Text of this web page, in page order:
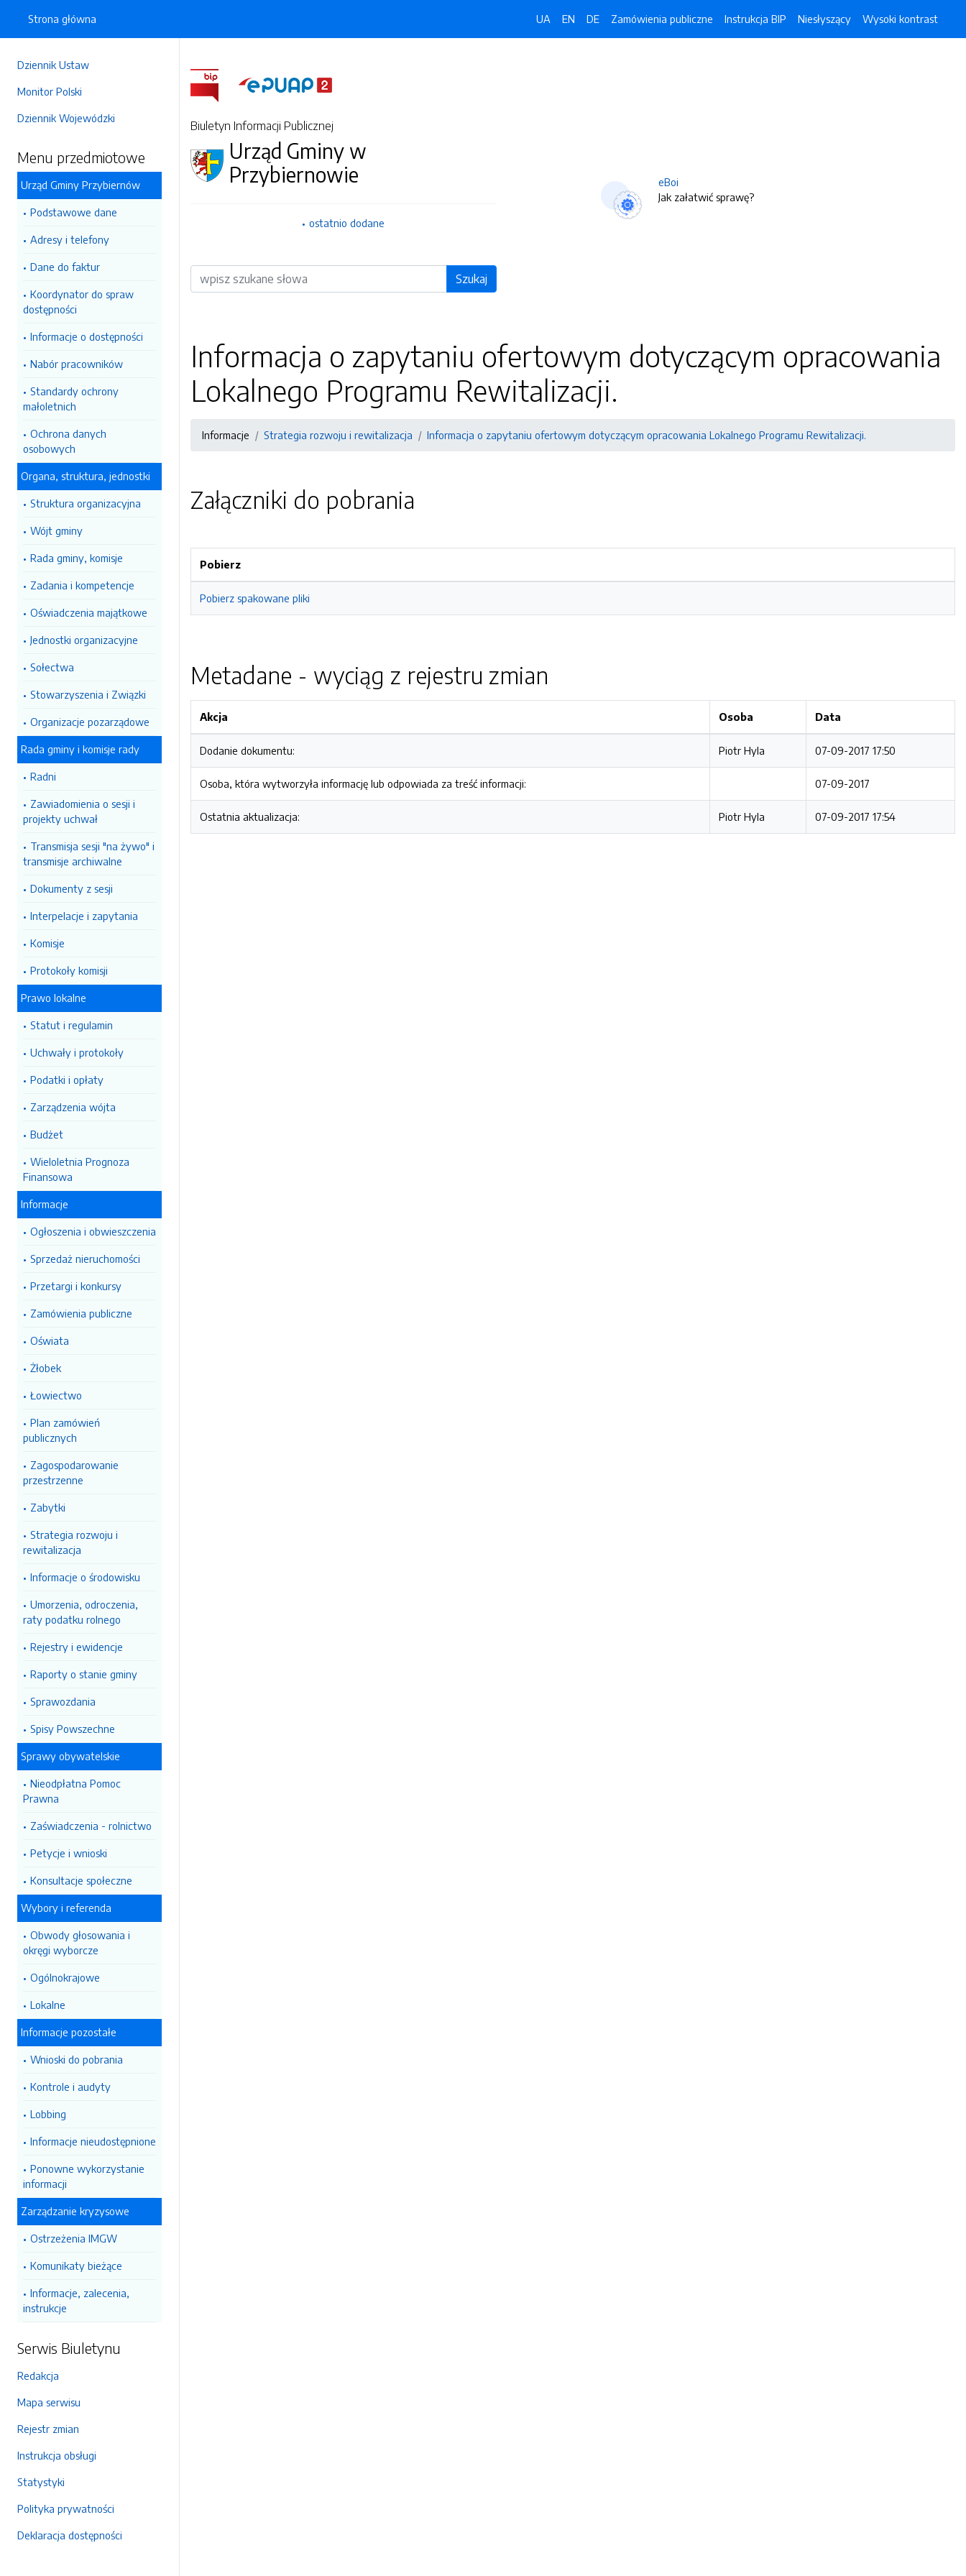
Dziennik Ustaw
Monitor Polski
Dziennik Wojewódzki
Menu przedmiotowe
Urząd Gminy Przybiernów
Podstawowe dane
Adresy i telefony
Dane do faktur
Koordynator do spraw
dostępności
Informacje o dostępności
Nabór pracowników
Standardy ochrony
małoletnich
Ochrona danych
osobowych
Organa, struktura, jednostki
Struktura organizacyjna
Wójt gminy
Rada gminy, komisje
Zadania i kompetencje
Oświadczenia majątkowe
Jednostki organizacyjne
Sołectwa
Stowarzyszenia i Związki
Organizacje pozarządowe
Rada gminy i komisje rady
Radni
Zawiadomienia o sesji i
projekty uchwał
Transmisja sesji "na żywo" i
transmisje archiwalne
Dokumenty z sesji
Interpelacje i zapytania
Komisje
Protokoły komisji
Prawo lokalne
Statut i regulamin
Uchwały i protokoły
Podatki i opłaty
Zarządzenia wójta
Budżet
Wieloletnia Prognoza
Finansowa
Informacje
Ogłoszenia i obwieszczenia
Sprzedaż nieruchomości
Przetargi i konkursy
Zamówienia publiczne
Oświata
Żłobek
Łowiectwo
Plan zamówień
publicznych
Zagospodarowanie
przestrzenne
Zabytki
Strategia rozwoju i
rewitalizacja
Informacje o środowisku
Umorzenia, odroczenia,
raty podatku rolnego
Rejestry i ewidencje
Raporty o stanie gminy
Sprawozdania
Spisy Powszechne
Sprawy obywatelskie
Nieodpłatna Pomoc
Prawna
Zaświadczenia - rolnictwo
Petycje i wnioski
Konsultacje społeczne
Wybory i referenda
Obwody głosowania i
okręgi wyborcze
Ogólnokrajowe
Lokalne
Informacje pozostałe
Wnioski do pobrania
Kontrole i audyty
Lobbing
Informacje nieudostępnione
Ponowne wykorzystanie
informacji
Zarządzanie kryzysowe
Ostrzeżenia IMGW
Komunikaty bieżące
Informacje, zalecenia,
instrukcje
Serwis Biuletynu
Redakcja
Mapa serwisu
Rejestr zmian
Instrukcja obsługi
Statystyki
Polityka prywatności
Deklaracja dostępności
Strona główna UA EN DE Zamówienia publiczne Instrukcja BIP Niesłyszący Wysoki kontrast
Biuletyn Informacji Publicznej
Urząd Gminy w
Przybiernowie
ostatnio dodane
Wyszukiwarka Szukaj
eBoi
Jak załatwić sprawę?
Informacja o zapytaniu ofertowym dotyczącym opracowania
Lokalnego Programu Rewitalizacji.
Informacje Strategia rozwoju i rewitalizacja Informacja o zapytaniu ofertowym dotyczącym opracowania Lokalnego Programu Rewitalizacji.
Załączniki do pobrania
Pobierz
Pobierz spakowane pliki
Metadane - wyciąg z rejestru zmian
Akcja Osoba Data
Dodanie dokumentu: Piotr Hyla 07-09-2017 17:50
Osoba, która wytworzyła informację lub odpowiada za treść informacji: 07-09-2017
Ostatnia aktualizacja: Piotr Hyla 07-09-2017 17:54